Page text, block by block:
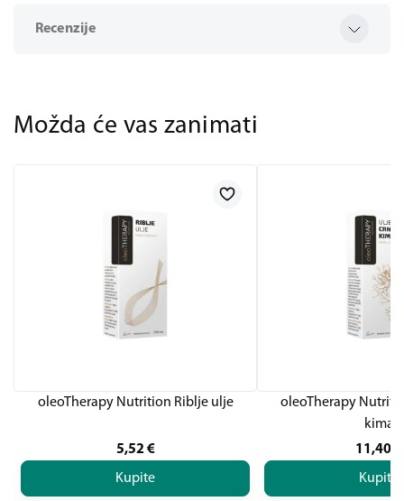
Recenzije
Možda će vas zanimati
oleoTherapy Nutrition Riblje ulje
5,52 €
Kupite
oleoTherapy
kima
11,40
Kupite